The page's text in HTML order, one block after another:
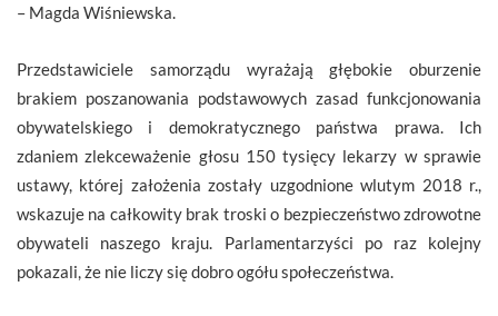
– Magda Wiśniewska.
Przedstawiciele samorządu wyrażają głębokie oburzenie
brakiem poszanowania podstawowych zasad funkcjonowania
obywatelskiego i demokratycznego państwa prawa. Ich
zdaniem zlekceważenie głosu 150 tysięcy lekarzy w sprawie
ustawy, której założenia zostały uzgodnione wlutym 2018 r.,
wskazuje na całkowity brak troski o bezpieczeństwo zdrowotne
obywateli naszego kraju. Parlamentarzyści po raz kolejny
pokazali, że nie liczy się dobro ogółu społeczeństwa.